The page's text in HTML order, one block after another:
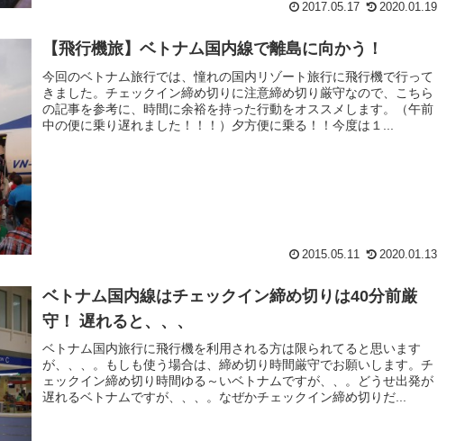
2017.05.17 2020.01.19
【飛行機旅】ベトナム国内線で離島に向かう！
今回のベトナム旅行では、憧れの国内リゾート旅行に飛行機で行って
きました。チェックイン締め切りに注意締め切り厳守なので、こちら
の記事を参考に、時間に余裕を持った行動をオススメします。（午前
中の便に乗り遅れました！！！）夕方便に乗る！！今度は１...
2015.05.11 2020.01.13
ベトナム国内線はチェックイン締め切りは40分前厳
守！ 遅れると、、、
ベトナム国内旅行に飛行機を利用される方は限られてると思います
が、、、。もしも使う場合は、締め切り時間厳守でお願いします。チ
ェックイン締め切り時間ゆる～いベトナムですが、、。どうせ出発が
遅れるベトナムですが、、、。なぜかチェックイン締め切りだ...